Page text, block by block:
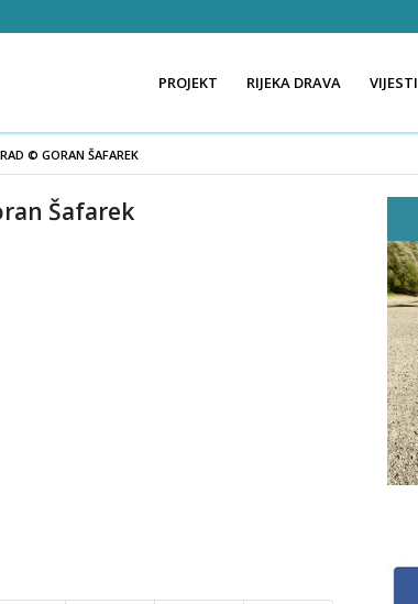
PROJEKT RIJEKA DRAVA VIJESTI
© GORAN ŠAFAREK
Šafarek